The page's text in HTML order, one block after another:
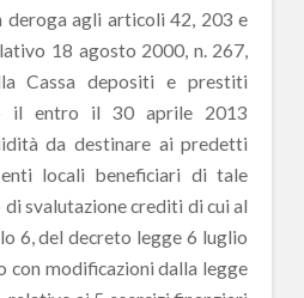
deroga agli articoli 42, 203 e
18 agosto 2000, n. 267,
Cassa depositi e prestiti
il entro il 30 aprile 2013
da destinare ai predetti
locali beneficiari di tale
svalutazione crediti di cui al
6, del decreto legge 6 luglio
con modificazioni dalla legge